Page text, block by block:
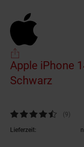
Apple iPhone
Schwarz
Kundenbewertung: 4,44
(9)
Lieferzeit: